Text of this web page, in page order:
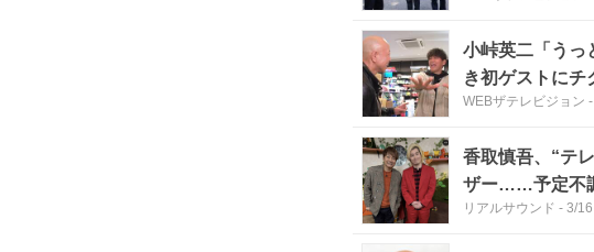
小峠英二「うっ
き初ゲストにチ
WEBザテレビジョン -
香取慎吾、“テ
ザー……予定不
リアルサウンド - 3/